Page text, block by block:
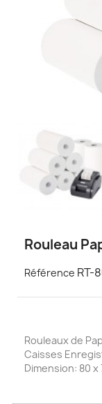
Rouleau
Référence RT-
Rouleaux de
Caisses
Dimension: 80 x